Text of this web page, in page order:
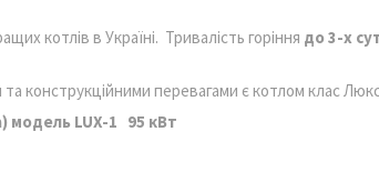
котлів в Україні. Тривалість горіння до 3-х
конструкційними перевагами є котлом клас
модель LUX-1 95 кВт